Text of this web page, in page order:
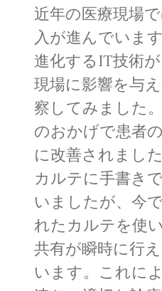
近年の医療現場
入が進んでいま
進化するIT技術
現場に影響を与
察してみました
のおかげで患者
に改善されまし
カルテに手書き
いましたが、今
れたカルテを使
共有が瞬時に行
います。これに